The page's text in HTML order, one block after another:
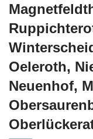
Oeleroth,
Neuenhof,